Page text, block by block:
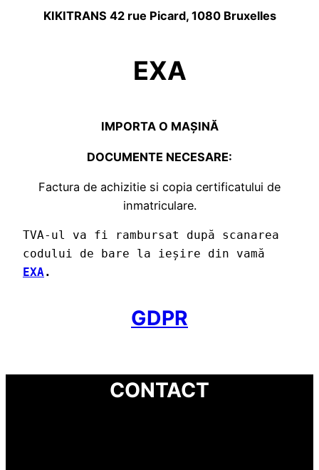
KIKITRANS 42 rue Picard, 1080 Bruxelles
EXA
IMPORTA O MAȘINĂ
DOCUMENTE NECESARE:
Factura de achizitie si copia certificatului de
inmatriculare.
TVA-ul va fi rambursat după scanarea
EXA.
GDPR
CONTACT